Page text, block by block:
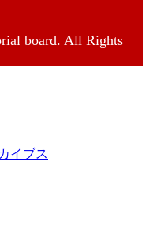
board. All Rights
イブス